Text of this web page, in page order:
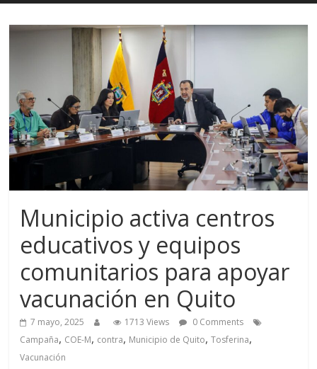
Municipio activa centros
educativos y equipos
comunitarios para apoyar
vacunación en Quito
7 mayo, 2025 1713 Views
0 Comments
Campaña, COE-M, contra, Municipio de Quito,Tosferina,
Vacunación